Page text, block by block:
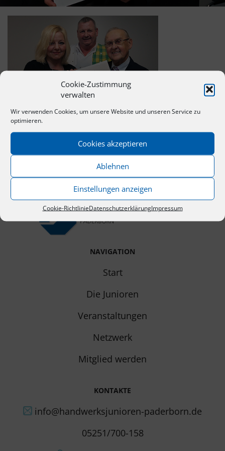
Cookie-Zustimmung
verwalten
Wir verwenden Cookies, um unsere Website und unseren Service zu
optimieren.
Cookies akzeptieren
Ablehnen
Einstellungen anzeigen
Cookie-RichtlinieDatenschutzerklärungImpressum
NAVIGATION
Start
Die Junioren
Veranstaltungen
Netzwerk
Mitglied werden
KONTAKTE
info@handwerksjunioren-paderborn.de
05251/700-158